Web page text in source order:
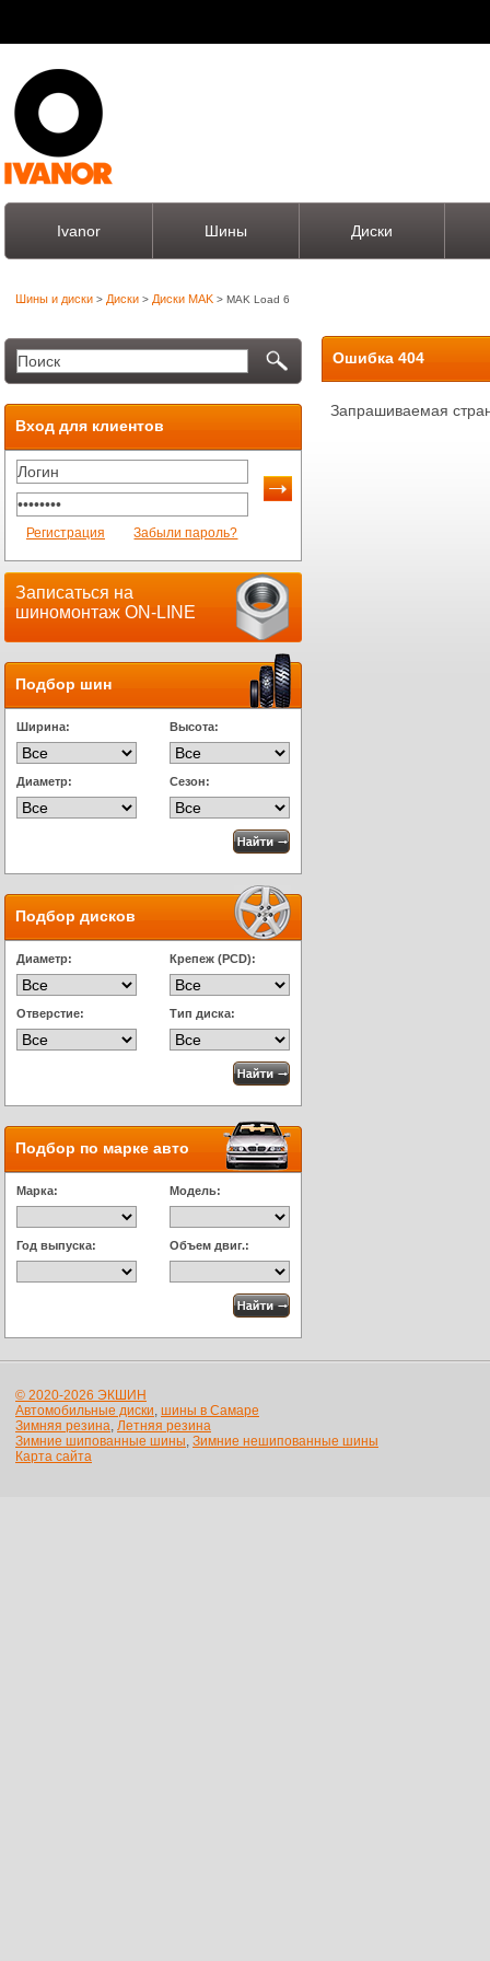
Ivanor Шины Диски
Шины и диски > Диски > Диски MAK > MAK Load 6
Вход для клиентов
Регистрация Забыли пароль?
Записаться на
шиномонтаж ON-LINE
Подбор шин
Ширина: Высота:
Диаметр: Сезон:
Подбор дисков
Диаметр: Крепеж (PCD):
Отверстие: Тип диска:
Подбор по марке авто
Марка: Модель:
Год выпуска: Объем двиг.:
Ошибка 404
Запрашиваемая
© 2020-2026 ЭКШИН
Автомобильные диски, шины в Самаре
Зимняя резина, Летняя резина
Зимние шипованные шины, Зимние нешипованные шины
Карта сайта